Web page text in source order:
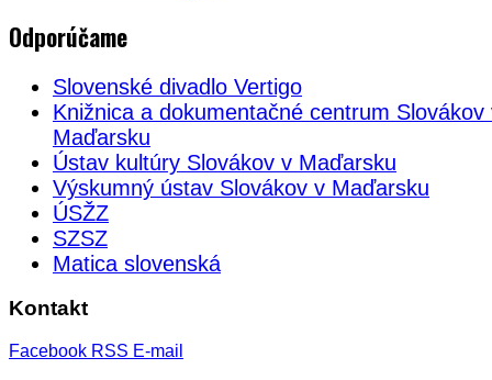
Odporúčame
Slovenské divadlo Vertigo
Knižnica a dokumentačné centrum Slovákov
Maďarsku
Ústav kultúry Slovákov v Maďarsku
Výskumný ústav Slovákov v Maďarsku
ÚSŽZ
SZSZ
Matica slovenská
Kontakt
Facebook RSS E-mail